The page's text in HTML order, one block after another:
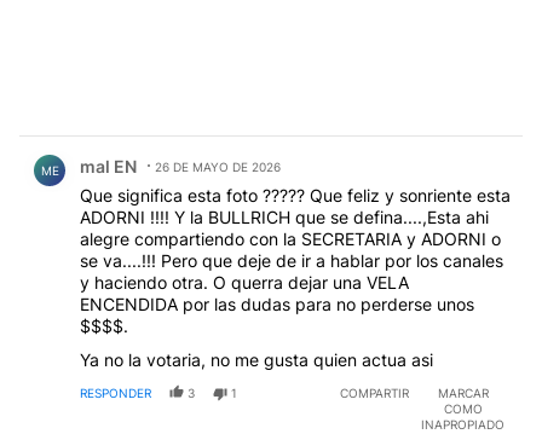
ME mal EN 26 DE MAYO DE 2026
Que significa esta foto ????? Que feliz y sonriente esta
ADORNI !!!! Y la BULLRICH que se defina....,Esta ahi
alegre compartiendo con la SECRETARIA y ADORNI o
se va....!!! Pero que deje de ir a hablar por los canales
y haciendo otra. O querra dejar una VELA
ENCENDIDA por las dudas para no perderse unos
$$$$.
Ya no la votaria, no me gusta quien actua asi
RESPONDER 3 1 COMPARTIR
MARCAR
COMO
INAPROPIADO